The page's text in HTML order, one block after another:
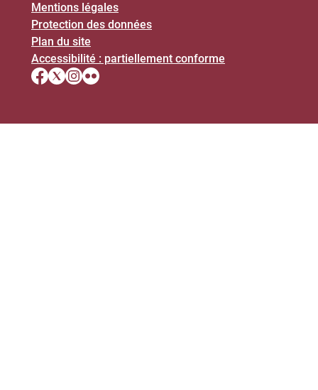
Mentions légales
Protection des données
Plan du site
Accessibilité : partiellement conforme